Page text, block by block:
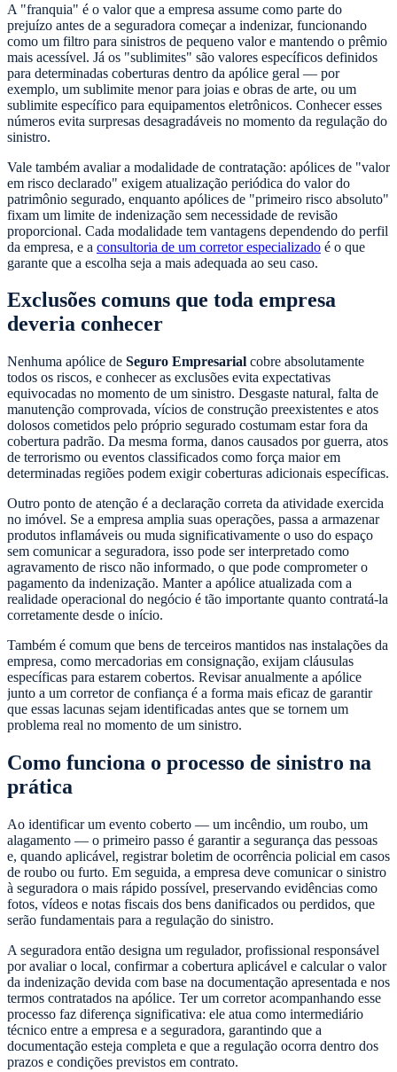
A "franquia" é o valor que a empresa assume como parte do
prejuízo antes de a seguradora começar a indenizar, funcionando
como um filtro para sinistros de pequeno valor e mantendo o prêmio
mais acessível. Já os "sublimites" são valores específicos definidos
para determinadas coberturas dentro da apólice geral — por
exemplo, um sublimite menor para joias e obras de arte, ou um
sublimite específico para equipamentos eletrônicos. Conhecer esses
números evita surpresas desagradáveis no momento da regulação do
sinistro.
Vale também avaliar a modalidade de contratação: apólices de "valor
em risco declarado" exigem atualização periódica do valor do
patrimônio segurado, enquanto apólices de "primeiro risco absoluto"
fixam um limite de indenização sem necessidade de revisão
proporcional. Cada modalidade tem vantagens dependendo do perfil
da empresa, e a consultoria de um corretor especializado é o que
garante que a escolha seja a mais adequada ao seu caso.
Exclusões comuns que toda empresa
deveria conhecer
Nenhuma apólice de Seguro Empresarial cobre absolutamente
todos os riscos, e conhecer as exclusões evita expectativas
equivocadas no momento de um sinistro. Desgaste natural, falta de
manutenção comprovada, vícios de construção preexistentes e atos
dolosos cometidos pelo próprio segurado costumam estar fora da
cobertura padrão. Da mesma forma, danos causados por guerra, atos
de terrorismo ou eventos classificados como força maior em
determinadas regiões podem exigir coberturas adicionais específicas.
Outro ponto de atenção é a declaração correta da atividade exercida
no imóvel. Se a empresa amplia suas operações, passa a armazenar
produtos inflamáveis ou muda significativamente o uso do espaço
sem comunicar a seguradora, isso pode ser interpretado como
agravamento de risco não informado, o que pode comprometer o
pagamento da indenização. Manter a apólice atualizada com a
realidade operacional do negócio é tão importante quanto contratá-la
corretamente desde o início.
Também é comum que bens de terceiros mantidos nas instalações da
empresa, como mercadorias em consignação, exijam cláusulas
específicas para estarem cobertos. Revisar anualmente a apólice
junto a um corretor de confiança é a forma mais eficaz de garantir
que essas lacunas sejam identificadas antes que se tornem um
problema real no momento de um sinistro.
Como funciona o processo de sinistro na
prática
Ao identificar um evento coberto — um incêndio, um roubo, um
alagamento — o primeiro passo é garantir a segurança das pessoas
e, quando aplicável, registrar boletim de ocorrência policial em casos
de roubo ou furto. Em seguida, a empresa deve comunicar o sinistro
à seguradora o mais rápido possível, preservando evidências como
fotos, vídeos e notas fiscais dos bens danificados ou perdidos, que
serão fundamentais para a regulação do sinistro.
A seguradora então designa um regulador, profissional responsável
por avaliar o local, confirmar a cobertura aplicável e calcular o valor
da indenização devida com base na documentação apresentada e nos
termos contratados na apólice. Ter um corretor acompanhando esse
processo faz diferença significativa: ele atua como intermediário
técnico entre a empresa e a seguradora, garantindo que a
documentação esteja completa e que a regulação ocorra dentro dos
prazos e condições previstos em contrato.